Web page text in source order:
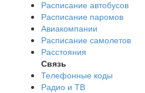
Расписание автобусов
Расписание паромов
Авиакомпании
Расписание самолетов
Расстояния
Связь
Телефонные коды
Радио и ТВ